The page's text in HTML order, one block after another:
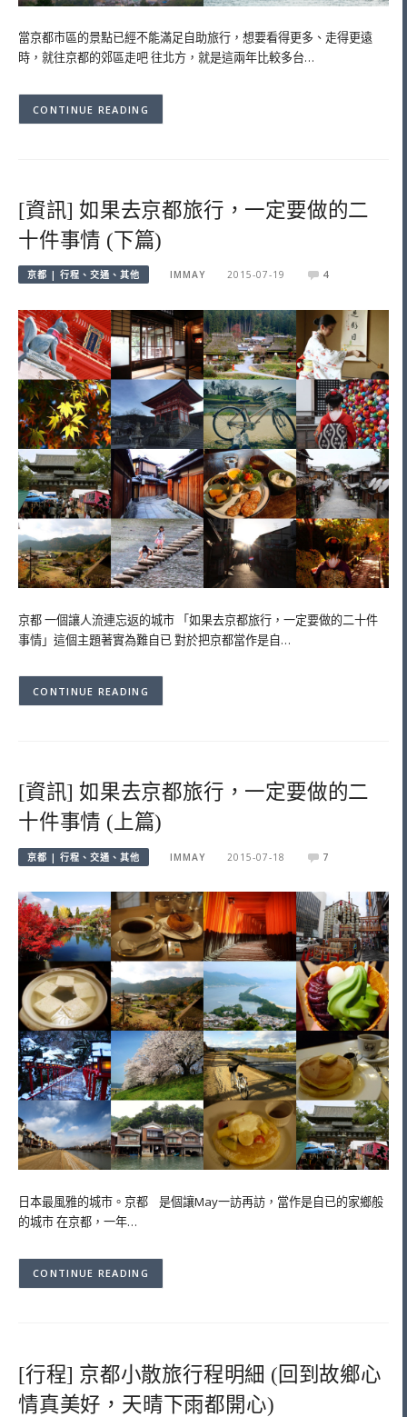
當京都市區的景點已經不能滿足自助旅行，想要看得更多、走得更遠
時，就往京都的郊區走吧 往北方，就是這兩年比較多台…
CONTINUE READING
[資訊] 如果去京都旅行，一定要做的二
十件事情 (下篇)
京都 | 行程、交通、其他 IMMAY 2015-07-19 4
京都 一個讓人流連忘返的城市 「如果去京都旅行，一定要做的二十件
事情」這個主題著實為難自已 對於把京都當作是自…
CONTINUE READING
[資訊] 如果去京都旅行，一定要做的二
十件事情 (上篇)
京都 | 行程、交通、其他 IMMAY 2015-07-18 7
日本最風雅的城市。京都 是個讓May一訪再訪，當作是自已的家鄉般
的城市 在京都，一年…
CONTINUE READING
[行程] 京都小散旅行程明細 (回到故鄉心
情真美好，天晴下雨都開心)